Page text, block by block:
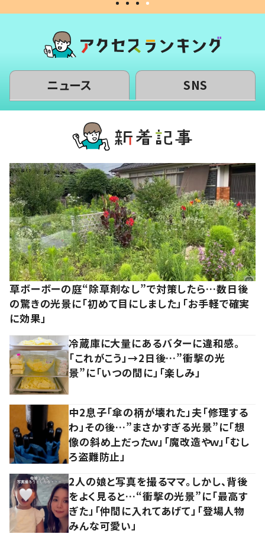
ニュース SNS
草ボーボーの庭“除草剤なし”で対策したら…数日後
の驚きの光景に「初めて目にしました」「お手軽で確実
に効果」
冷蔵庫に大量にあるバターに違和感。
「これがこう」→2日後…”衝撃の光
景”に「いつの間に」「楽しみ」
中2息子「傘の柄が壊れた」夫「修理する
わ」その後…”まさかすぎる光景”に「想
像の斜め上だったｗ」「魔改造やｗ」「むし
ろ盗難防止」
2人の娘と写真を撮るママ。しかし、背後
をよく見ると…“衝撃の光景”に「最高す
ぎた」「仲間に入れてあげて」「登場人物
みんな可愛い」